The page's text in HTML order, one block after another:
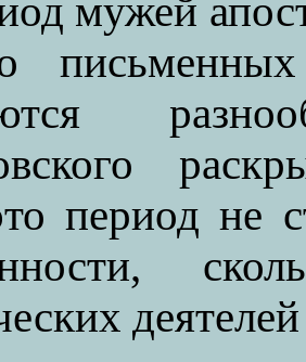
мужей
период не